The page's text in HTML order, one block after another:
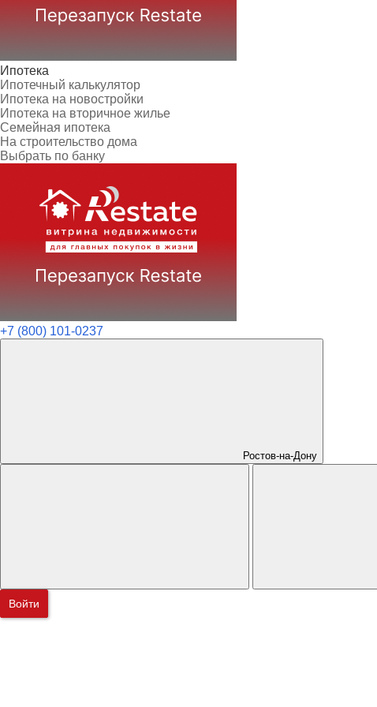
Ипотека
Ипотечный калькулятор
Ипотека на новостройки
Ипотека на вторичное жилье
Семейная ипотека
На строительство дома
Выбрать по банку
+7 (800) 101-0237
Ростов-на-Дону
Войти